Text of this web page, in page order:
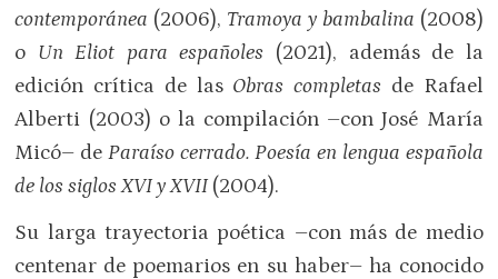
contemporánea (2006), Tramoya y bambalina (2008)
o Un Eliot para españoles (2021), además de la
edición crítica de las Obras completas de Rafael
Alberti (2003) o la compilación –con José María
Micó– de Paraíso cerrado. Poesía en lengua española
de los siglos XVI y XVII(2004).
Su larga trayectoria poética –con más de medio
centenar de poemarios en su haber– ha conocido